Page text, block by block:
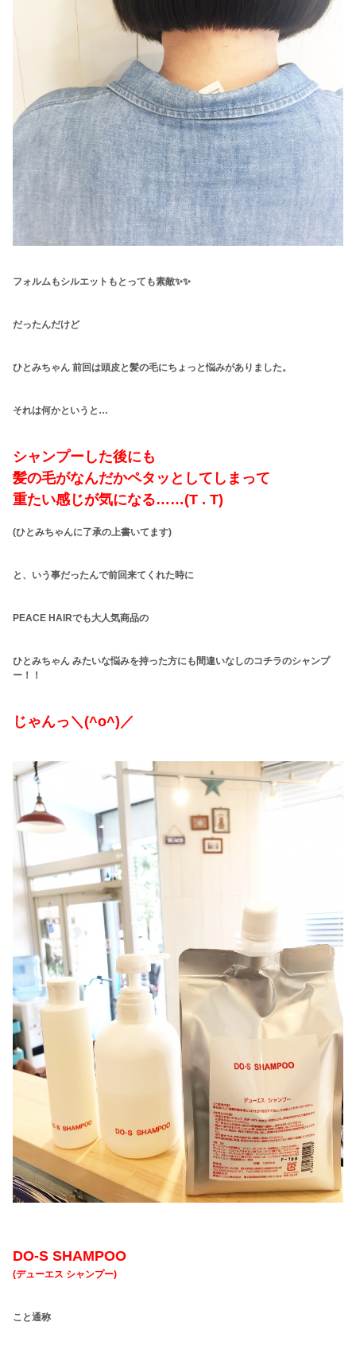
フォルムもシルエットもとっても素敵✨✨
だったんだけど
ひとみちゃん 前回は頭皮と髪の毛にちょっと悩みがありました。
それは何かというと…
シャンプーした後にも
髪の毛がなんだかペタッとしてしまって
重たい感じが気になる……(T . T)
(ひとみちゃんに了承の上書いてます)
と、いう事だったんで前回来てくれた時に
PEACE HAIRでも大人気商品の
ひとみちゃん みたいな悩みを持った方にも間違いなしのコチラのシャンプ
ー！！
じゃんっ＼(^o^)／
DO-S SHAMPOO
(デューエス シャンプー)
こと通称